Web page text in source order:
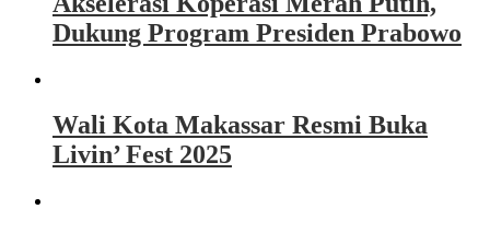
Dukung Program Presiden Prabowo
Wali Kota Makassar Resmi Buka
Livin’ Fest 2025